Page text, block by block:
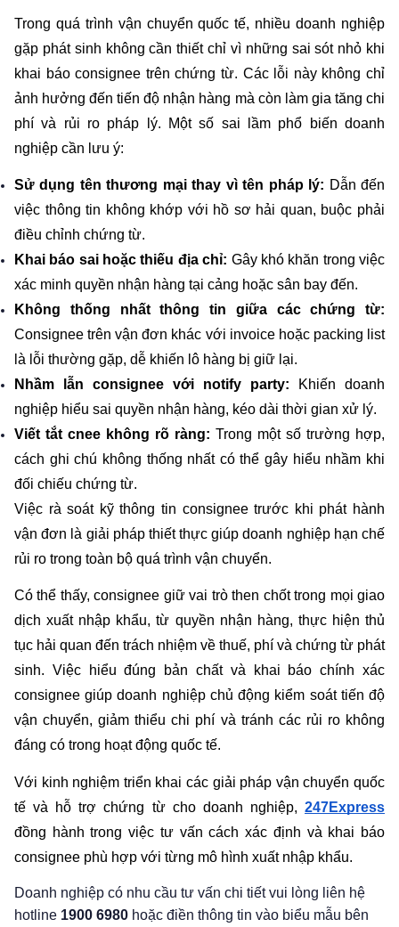
Trong quá trình vận chuyển quốc tế, nhiều doanh nghiệp
gặp phát sinh không cần thiết chỉ vì những sai sót nhỏ khi
khai báo consignee trên chứng từ. Các lỗi này không chỉ
ảnh hưởng đến tiến độ nhận hàng mà còn làm gia tăng chi
phí và rủi ro pháp lý. Một số sai lầm phổ biến doanh
nghiệp cần lưu ý:
Sử dụng tên thương mại thay vì tên pháp lý: Dẫn đến
việc thông tin không khớp với hồ sơ hải quan, buộc phải
điều chỉnh chứng từ.
Khai báo sai hoặc thiếu địa chỉ: Gây khó khăn trong việc
xác minh quyền nhận hàng tại cảng hoặc sân bay đến.
Consignee trên vận đơn khác với invoice hoặc packing list
là lỗi thường gặp, dễ khiến lô hàng bị giữ lại.
Nhầm lẫn consignee với notify party:
Khiến doanh
nghiệp hiểu sai quyền nhận hàng, kéo dài thời gian xử lý.
Viết tắt cnee không rõ ràng: Trong một số trường hợp,
cách ghi chú không thống nhất có thể gây hiểu nhầm khi
đối chiếu chứng từ.
Việc rà soát kỹ thông tin consignee trước khi phát hành
vận đơn là giải pháp thiết thực giúp doanh nghiệp hạn chế
rủi ro trong toàn bộ quá trình vận chuyển.
Có thể thấy, consignee giữ vai trò then chốt trong mọi giao
dịch xuất nhập khẩu, từ quyền nhận hàng, thực hiện thủ
tục hải quan đến trách nhiệm về thuế, phí và chứng từ phát
sinh. Việc hiểu đúng bản chất và khai báo chính xác
consignee giúp doanh nghiệp chủ động kiểm soát tiến độ
vận chuyển, giảm thiểu chi phí và tránh các rủi ro không
đáng có trong hoạt động quốc tế.
Với kinh nghiệm triển khai các giải pháp vận chuyển quốc
tế và hỗ trợ chứng từ cho doanh nghiệp, 247Express
đồng hành trong việc tư vấn cách xác định và khai báo
consignee phù hợp với từng mô hình xuất nhập khẩu.
Doanh nghiệp có nhu cầu tư vấn chi tiết vui lòng liên hệ
hotline 1900 6980 hoặc điền thông tin vào biểu mẫu bên